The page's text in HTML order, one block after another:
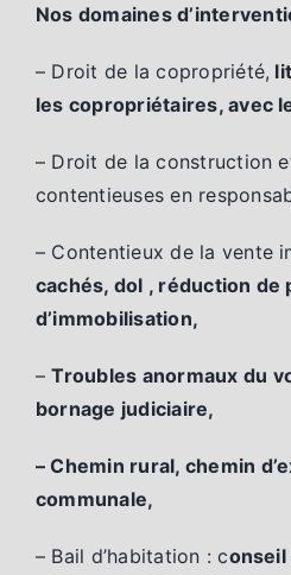
Nos domaines
– Droit de la copropriété,
les copropriétaires, avec
– Droit de la construction
contentieuses en
– Contentieux de la vente
cachés, dol , réduction de
d’immobilisation,
–Troubles anormaux du
bornage judiciaire,
– Chemin rural, chemin
communale,
– Bail d’habitation : c